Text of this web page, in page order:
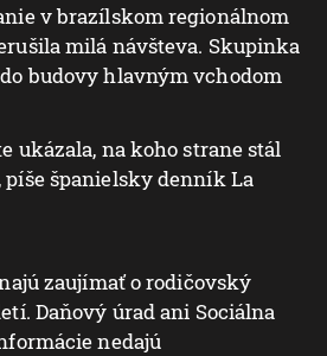
v brazílskom regionálnom
milá návšteva. Skupinka
budovy hlavným vchodom
ukázala, na koho strane stál
píše španielsky denník La
zaujímať o rodičovský
Daňový úrad ani Sociálna
nedajú